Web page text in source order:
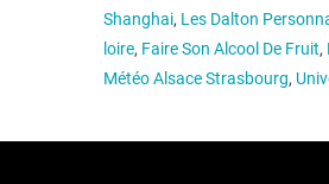
Shanghai, Les Dalton
loire, Faire Son Alcool De Fruit,
Météo Alsace Strasbourg,